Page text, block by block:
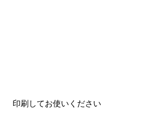
印刷してお使いください